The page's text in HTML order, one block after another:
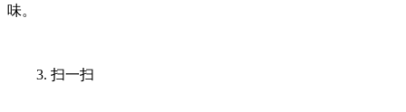
味。
3. 扫一扫